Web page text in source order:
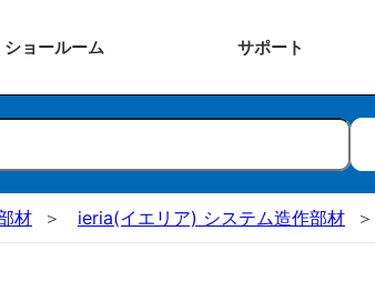
ショールーム サポート
材 ieria(イエリア) システム造作部材